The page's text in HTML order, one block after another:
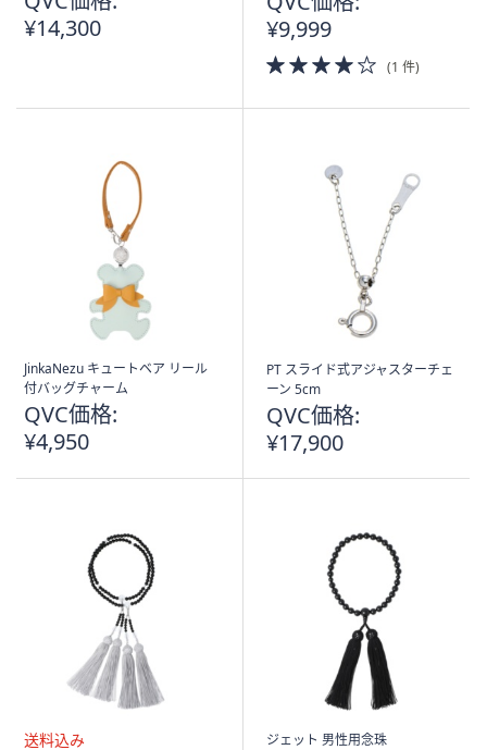
¥14,300
¥9,999
4.0
of
(1 件)
JinkaNezu キュートベア リール
付バッグチャーム
QVC価格:
¥4,950
PT スライド式アジャスターチェ
ーン 5cm
QVC価格:
¥17,900
ジェット 男性用念珠